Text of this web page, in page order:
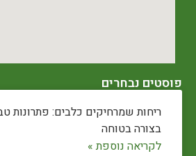
פוסטים נבחרים
ריחות שמרחיקים כלבים: פתרונות
בצורה בטוחה
לקריאה נוספת »